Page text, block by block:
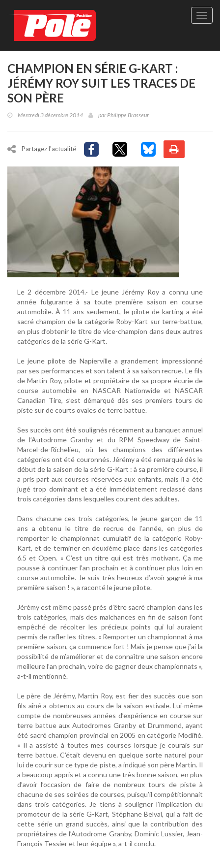
Site
CHAMPION EN SÉRIE G-KART :
JÉRÉMY ROY SUIT LES TRACES DE
SON PÈRE
Mercredi 3 décembre 2014 parPhilippe Brasseur
Partagez l'actualité
Le 2 décembre 2014.- Le jeune Jérémy Roy a connu une
année fulgurante à sa toute première saison en course
automobile. À 11 ans seulement, le pilote de karting a été
sacré champion de la catégorie Roby-Kart sur terre-battue,
en plus d’obtenir le titre de vice-champion dans deux autres
catégories de la série G-Kart.
Le jeune pilote de Napierville a grandement impressionné
par ses performances et son talent à sa saison recrue. Le fils
de Martin Roy, pilote et propriétaire de sa propre écurie de
course automobile en NASCAR Nationwide et NASCAR
Canadian Tire, s’est démarqué dès ses premiers tours de
piste sur de courts ovales de terre battue.
Ses succès ont été soulignés récemment au banquet annuel
de l’Autodrome Granby et du RPM Speedway de Saint-
Marcel-de-Richelieu, où les champions des différentes
catégories ont été couronnés. Jérémy a été remarqué dès le
début de la saison de la série G-Kart : à sa première course, il
a pris part aux courses réservées aux enfants, mais il a été
jugé trop dominant et a été immédiatement reclassé dans
trois catégories dans lesquelles courent des adultes.
Dans chacune ces trois catégories, le jeune garçon de 11
ans a obtenu le titre de recrue de l’année, en plus de
remporter le championnat cumulatif de la catégorie Roby-
Kart, et de terminer en deuxième place dans les catégories
6.5 et Open. « C’est un titre qui est très motivant. Ça me
pousse à continuer l’an prochain et à continuer plus loin en
course automobile. Je suis très heureux d’avoir gagné à ma
première saison ! », a raconté le jeune pilote.
Jérémy est même passé près d’être sacré champion dans les
trois catégories, mais des malchances en fin de saison l’ont
empêché de récolter les précieux points qui lui auraient
permis de rafler les titres. « Remporter un championnat à ma
première saison, ça commence fort ! Mais je pense que j’ai la
possibilité de m’améliorer et de connaître une saison encore
meilleure l’an prochain, voire de gagner deux championnats »,
a-t-il mentionné.
Le père de Jérémy, Martin Roy, est fier des succès que son
fils aîné a obtenus au cours de la saison estivale. Lui-même
compte de nombreuses années d’expérience en course sur
terre battue aux Autodromes Granby et Drummond, ayant
été sacré champion provincial en 2005 en catégorie Modifié.
« Il a assisté à toutes mes courses lorsque je courais sur
terre battue. C’était devenu en quelque sorte naturel pour
lui de courir sur ce type de piste, a indiqué son père Martin. Il
a beaucoup appris et a connu une très bonne saison, en plus
d’avoir l’occasion de faire de nombreux tours de piste à
chacune de ses soirées de courses, puisqu’il compétitionnait
dans trois catégories. Je tiens à souligner l’implication du
promoteur de la série G-Kart, Stéphane Belval, qui a fait de
cette série un grand succès, ainsi que la contribution des
propriétaires de l’Autodrome Granby, Dominic Lussier, Jean-
François Tessier et leur équipe », a-t-il conclu.